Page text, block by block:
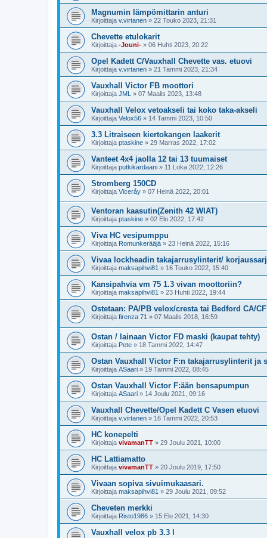
Magnumin lämpömittarin anturi
Kirjoittaja v.virtanen » 22 Touko 2023, 21:31
Chevette etulokarit
Kirjoittaja -Jouni- » 06 Huhti 2023, 20:22
Opel Kadett C/Vauxhall Chevette vas. etuovi
Kirjoittaja v.virtanen » 21 Tammi 2023, 21:34
Vauxhall Victor FB moottori
Kirjoittaja JML » 07 Maalis 2023, 13:48
Vauxhall Velox vetoakseli tai koko taka-akseli
Kirjoittaja Velox56 » 14 Tammi 2023, 10:50
3.3 Litraiseen kiertokangen laakerit
Kirjoittaja ptaskine » 29 Marras 2022, 17:02
Vanteet 4x4 jaolla 12 tai 13 tuumaiset
Kirjoittaja putkikardaani » 11 Loka 2022, 12:26
Stromberg 150CD
Kirjoittaja Viceråy » 07 Heinä 2022, 20:01
Ventoran kaasutin(Zenith 42 WIAT)
Kirjoittaja ptaskine » 02 Elo 2022, 17:42
Viva HC vesipumppu
Kirjoittaja Romunkerääjä » 23 Heinä 2022, 15:16
Vivaa lockheadin takajarrusylinterit/
Kirjoittaja maksapihvi81 » 16 Touko 2022, 15:40
Kansipahvia vm 75 1.3 vivan moottoriin?
Kirjoittaja maksapihvi81 » 23 Huhti 2022, 19:44
Ostetaan: PA/PB velox/cresta tai Bedford CA/
Kirjoittaja firenza 71 » 07 Maalis 2018, 16:59
Ostan / lainaan Victor FD maski (kaupat tehty)
Kirjoittaja Pete » 18 Tammi 2022, 14:47
Ostan Vauxhall Victor F:n takajarrusylinterit ja
Kirjoittaja ASaari » 19 Tammi 2022, 08:45
Ostan Vauxhall Victor F:ään bensapumpun
Kirjoittaja ASaari » 14 Joulu 2021, 09:16
Vauxhall Chevette/Opel Kadett C Vasen etuovi
Kirjoittaja v.virtanen » 16 Tammi 2022, 20:53
HC konepelti
Kirjoittaja vivamanTT » 29 Joulu 2021, 10:00
HC Lattiamatto
Kirjoittaja vivamanTT » 20 Joulu 2019, 17:50
Vivaan sopiva sivuimukaasari.
Kirjoittaja maksapihvi81 » 29 Joulu 2021, 09:52
Cheveten merkki
Kirjoittaja Risto1986 » 15 Elo 2021, 14:30
Vauxhall velox pb 3.3 l